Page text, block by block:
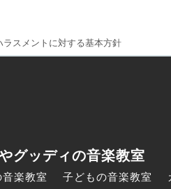
ラスメントに対する基本方針
グッディの音楽教室
音楽教室 子どもの音楽教室